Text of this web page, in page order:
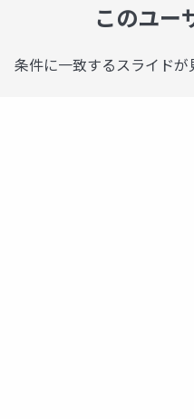
このユー
条件に一致するスライドが